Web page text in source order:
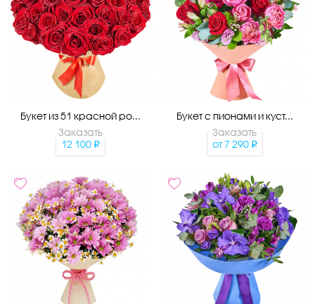
Букет из 51 красной ро...
Заказать
12 100
Букет с пионами и куст...
Заказать
от 7 290